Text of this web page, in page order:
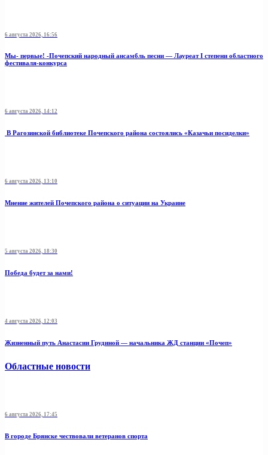
6 августа 2026, 16:56
Мы- первые! -Почепский народный ансамбль песни — Лауреат I степени областного
фестиваля-конкурса
6 августа 2026, 14:12
В Рагозинской библиотеке Почепского района состоялись «Казачьи посиделки»
6 августа 2026, 13:10
Мнение жителей Почепского района о ситуации на Украине
5 августа 2026, 18:30
Победа будет за нами!
4 августа 2026, 12:03
Жизненный путь Анастасии Грудиной — начальника ЖД станции «Почеп»
Областные новости
6 августа 2026, 17:45
В городе Брянске чествовали ветеранов спорта